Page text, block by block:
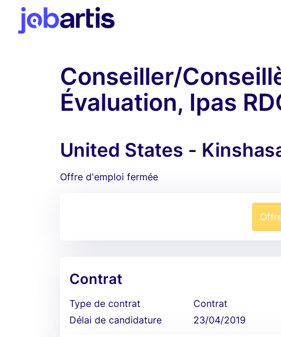
Conseiller/
Évaluation, Ipas
United States -
Offre d'emploi fermée
Contrat
Type de contrat
Contrat
Délai de candidature
23/04/2019